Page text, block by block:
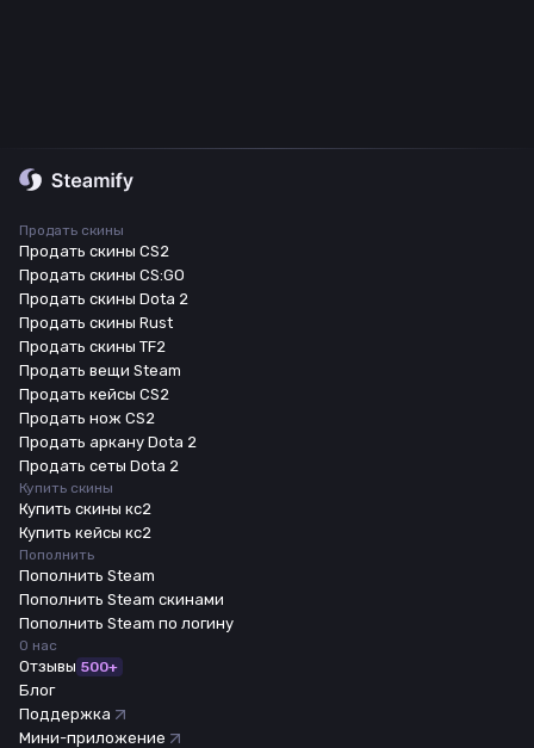
Продать скины
Продать скины CS2
Продать скины CS:GO
Продать скины Dota 2
Продать скины Rust
Продать скины TF2
Продать вещи Steam
Продать кейсы CS2
Продать нож CS2
Продать аркану Dota 2
Продать сеты Dota 2
Купить скины
Купить скины кс2
Купить кейсы кс2
Пополнить
Пополнить Steam
Пополнить Steam скинами
Пополнить Steam по логину
О нас
Отзывы 500+
Блог
Поддержка
Мини-приложение